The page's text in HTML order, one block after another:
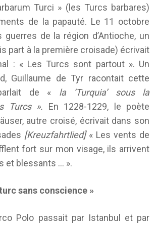
Turci » (les Turcs barbares)
de la papauté. Le 11 octobre
guerres de la région d’Antioche, un
part à la première croisade) écrivait
: « Les Turcs sont partout ». Un
Guillaume de Tyr racontait cette
de « la ‘Turquia’ sous la
Turcs ». En 1228-1229, le poète
autre croisé, écrivait dans son
[Kreuzfahrtlied]« Les vents de
fort sur mon visage, ils arrivent
et blessants … ».
sans conscience »
Polo passait par Istanbul et par